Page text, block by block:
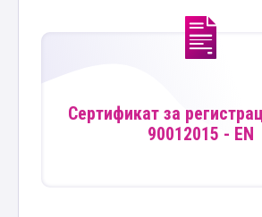
Сертификат за
90012015 - EN